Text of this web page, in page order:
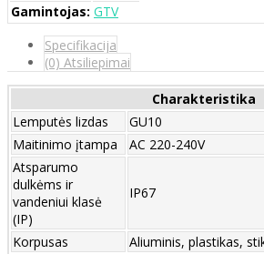
Gamintojas: GTV
Specifikacija
(0) Atsiliepimai
Charakteristika
Lemputės lizdas
GU10
Maitinimo įtampa
AC 220-240V
Atsparumo
dulkėms ir
vandeniui klasė
(IP)
IP67
Korpusas
Aliuminis, plastikas,